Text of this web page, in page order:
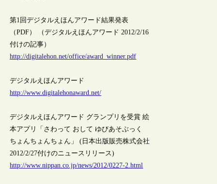
第1回デジタルえほんアワード結果発表
（PDF） （デジタルえほんアワード 2012/2/16
付けの記事）
http://digitalehon.net/office/award_winner.pdf
デジタルえほんアワード
http://www.digitalehonaward.net/
デジタルえほんアワード グランプリを受賞 絵
本アプリ「さわって おして ゆびあそぶっく
ちょんちょんちょん」 (日本出版販売株式会社
2012/2/27付けのニュースリリース)
http://www.nippan.co.jp/news/2012/0227-2.html